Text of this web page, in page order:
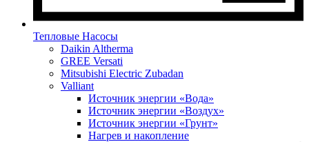
Тепловые Насосы
Daikin Altherma
GREE Versati
Mitsubishi Electric Zubadan
Valliant
Источник энергии «Вода»
Источник энергии «Воздух»
Источник энергии «Грунт»
Нагрев и накопление